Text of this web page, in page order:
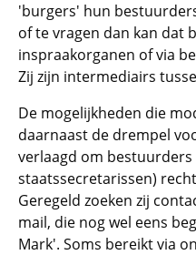
'burgers' hun
of te vragen dan kan dat
inspraakorganen of via
Zij zijn intermediairs
De mogelijkheden die
daarnaast de drempel
verlaagd om
staatssecretarissen)
Geregeld zoeken zij
mail, die nog wel eens
Mark'. Soms bereikt via